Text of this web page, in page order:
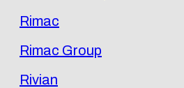
Rimac
Rimac Group
Rivian